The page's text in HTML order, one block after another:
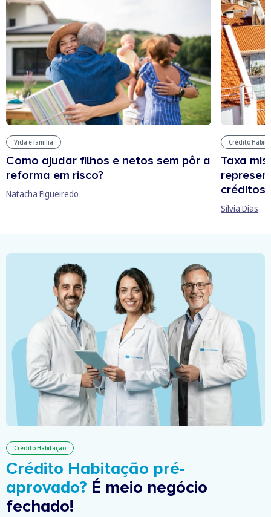
Vida e família
Como ajudar filhos e netos sem pôr a
reforma em risco?
Natacha Figueiredo
Crédito
Taxa
créditos
Sílvia Dias
Crédito Habitação
Crédito Habitação pré-
aprovado? É meio negócio
fechado!